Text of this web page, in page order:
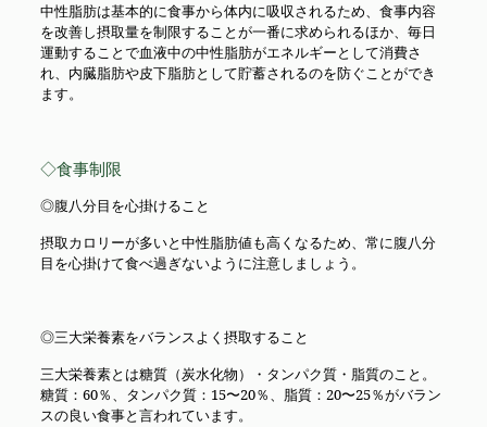
中性脂肪は基本的に食事から体内に吸収されるため、食事内容
を改善し摂取量を制限することが一番に求められるほか、毎日
運動することで血液中の中性脂肪がエネルギーとして消費さ
れ、内臓脂肪や皮下脂肪として貯蓄されるのを防ぐことができ
ます。
◇食事制限
◎腹八分目を心掛けること
摂取カロリーが多いと中性脂肪値も高くなるため、常に腹八分
目を心掛けて食べ過ぎないように注意しましょう。
◎三大栄養素をバランスよく摂取すること
三大栄養素とは糖質（炭水化物）・タンパク質・脂質のこと。
糖質：60％、タンパク質：15〜20％、脂質：20〜25％がバラン
スの良い食事と言われています。